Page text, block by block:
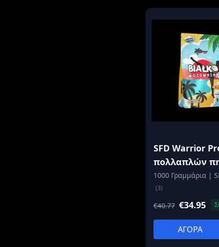
SFD Warrior
πολλαπλών
1000 Γραμμάρια |
(3)
€40.77 €34.95
ΑΓΟΡΑ